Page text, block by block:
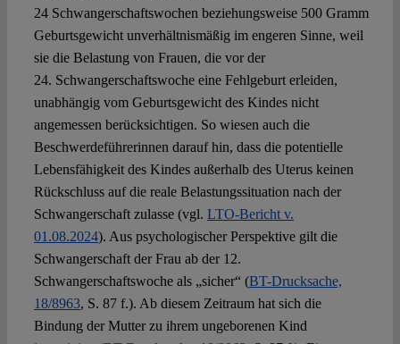
24 Schwangerschaftswochen beziehungsweise 500 Gramm
Geburtsgewicht unverhältnismäßig im engeren Sinne, weil
sie die Belastung von Frauen, die vor der
24. Schwangerschaftswoche eine Fehlgeburt erleiden,
unabhängig vom Geburtsgewicht des Kindes nicht
angemessen berücksichtigen. So wiesen auch die
Beschwerdeführerinnen darauf hin, dass die potentielle
Lebensfähigkeit des Kindes außerhalb des Uterus keinen
Rückschluss auf die reale Belastungssituation nach der
Schwangerschaft zulasse (vgl. LTO-Bericht v.
01.08.2024). Aus psychologischer Perspektive gilt die
Schwangerschaft der Frau ab der 12.
Schwangerschaftswoche als „sicher“ (BT-Drucksache,
18/8963, S. 87 f.). Ab diesem Zeitraum hat sich die
Bindung der Mutter zu ihrem ungeborenen Kind